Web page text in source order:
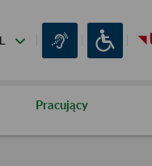
Pracujący